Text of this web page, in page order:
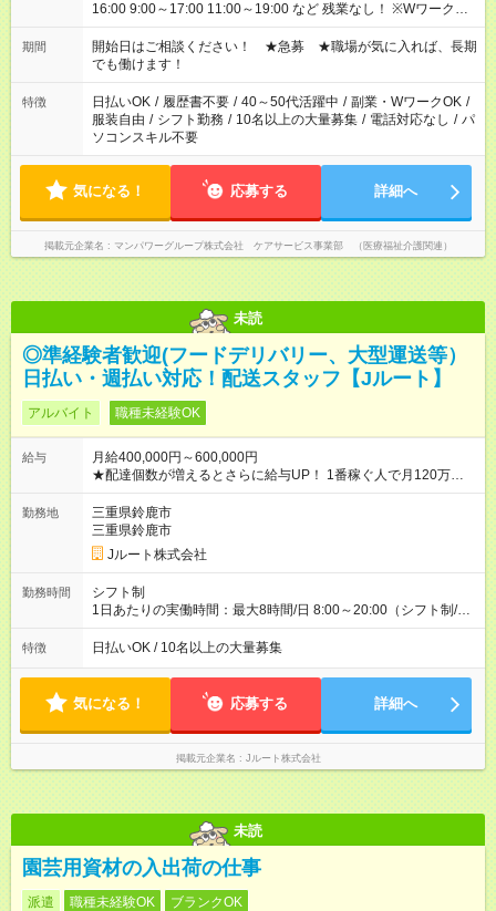
16:00 9:00～17:00 11:00～19:00 など 残業なし！ ※Wワークの
場合、他のお仕事と合わせ週40時間超の就業はご案内できませ
ん ※法令に基づき、週20時間以上勤務は社会保険への加入対象
となります ※労働者派遣法（日雇い派遣の原則禁止）により、
短時間・短期間の就業はご案内が難しい場合があります
期間
開始日はご相談ください！ ★急募 ★職場が気に入れば、長期
でも働けます！
特徴 日払いOK / 履歴書不要 / 40～50代活躍中 / 副業・WワークOK /
服装自由 / シフト勤務 / 10名以上の大量募集 / 電話対応なし / パ
ソコンスキル不要
気になる！ 応募する 詳細へ
掲載元企業名 マンパワーグループ株式会社 ケアサービス事業部 （医療福祉介護関連）
未読
◎準経験者歓迎(フードデリバリー、大型運送等）
日払い・週払い対応！配送スタッフ【Jルート】
アルバイト 職種未経験OK
給与
月給400,000円～600,000円
★配達個数が増えるとさらに給与UP！ 1番稼ぐ人で月120万ほ
ど！ ・主要都市エリア 月収55万円／週5日稼働 月収65万~112
万円／週6日稼働 ・地方郊外エリア 月収40万円／週5日稼働 月
収40万円~50万円／週6日稼働 ＜モデルイメージ＞ ■月収50万
円 (27歳男性/江東区在住)※元建築関係 1日150個配達×25日勤務
(日休み) ■月収80万円(43歳男性/墨田区在住)※元営業 1日200個
勤務地
三重県鈴鹿市
三重県鈴鹿市
Jルート株式会社
勤務時間
シフト制
1日あたりの実働時間：最大8時間/日 8:00～20:00（シフト制/実
働8時間） ※週5日勤務（場所次第では週4も有り） ※配達状況に
よって時間外での勤務可能性有り ※案件により多少の前後あり
特徴 日払いOK / 10名以上の大量募集
気になる！ 応募する 詳細へ
掲載元企業名 Jルート株式会社
未読
園芸用資材の入出荷の仕事
派遣 職種未経験OK ブランクOK